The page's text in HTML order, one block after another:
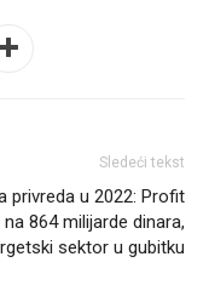
Sledeći tekst
privreda u 2022: Profit
864 milijarde dinara,
sektor u gubitku